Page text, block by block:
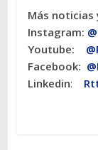
Más noticias
Instagram:
Youtube:
Facebook:
Linkedin: